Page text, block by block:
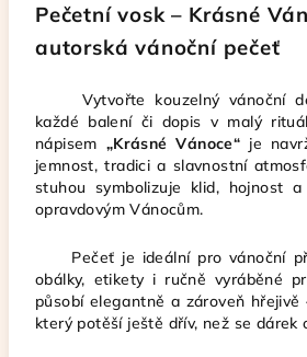
Pečetní vosk – Krásné
autorská vánoční pečeť
Vytvořte kouzelný vánoční
každé balení či dopis v malý
nápisem „Krásné Vánoce“ je
jemnost, tradici a slavnostní
stuhou symbolizuje klid, hojnost
opravdovým Vánocům.
Pečeť je ideální pro vánoční
obálky, etikety i ručně vyráběné
působí elegantně a zároveň hřejivě
který potěší ještě dřív, než se dárek